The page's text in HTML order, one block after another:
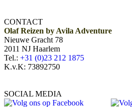
CONTACT
Olaf Reizen by Avila Adventure
Nieuwe Gracht 78
2011 NJ Haarlem
Tel.: +31 (0)23 212 1875
K.v.K: 73892750
SOCIAL MEDIA